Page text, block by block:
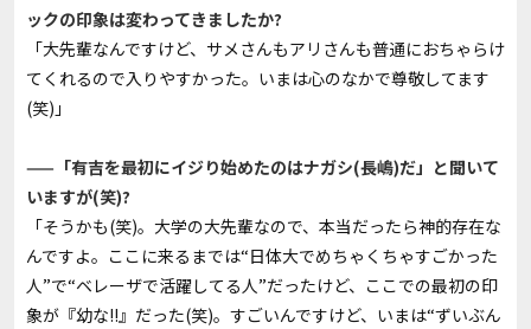
ックの印象は変わってきましたか?
「大先輩なんですけど、サメさんもアリさんも普通におちゃらけ
てくれるので入りやすかった。いまは心のなかで尊敬してます
(笑)」
——「有吉を最初にイジり始めたのはナガシ(長嶋)だ」と聞いて
いますが(笑)?
「そうかも(笑)。大学の大先輩なので、本当だったら神的存在な
んですよ。ここに来るまでは“日体大でめちゃくちゃすごかった
人”で“ベレーザで活躍してる人”だったけど、ここでの最初の印
象が『幼な!!』だった(笑)。すごいんですけど、いまは“ずいぶん